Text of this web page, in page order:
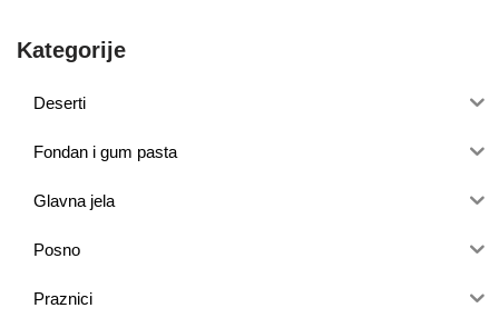
Kategorije
Deserti
Fondan i gum pasta
Glavna jela
Posno
Praznici